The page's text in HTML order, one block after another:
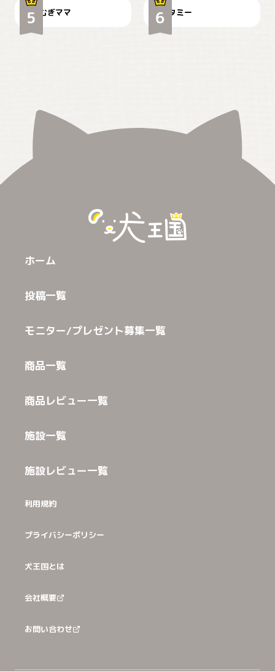
むぎママ タミー
ホーム
投稿一覧
モニター/プレゼント募集一覧
商品一覧
商品レビュー一覧
施設一覧
施設レビュー一覧
利用規約
プライバシーポリシー
犬王国とは
会社概要
お問い合わせ